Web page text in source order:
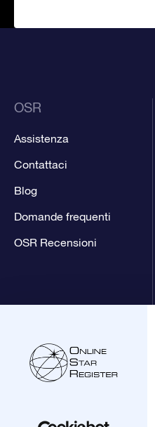
OSR
Assistenza
Contattaci
Blog
Domande frequenti
OSR Recensioni